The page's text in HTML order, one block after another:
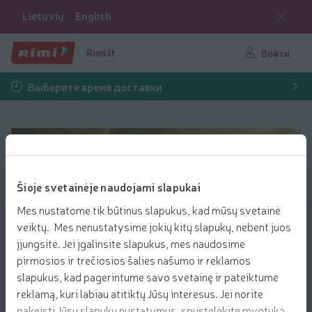
Šioje svetainėje naudojami slapukai
Mes nustatome tik būtinus slapukus, kad mūsų svetainė
veiktų. Mes nenustatysime jokių kitų slapukų, nebent juos
įjungsite. Jei įgalinsite slapukus, mes naudosime
pirmosios ir trečiosios šalies našumo ir reklamos
slapukus, kad pagerintume savo svetainę ir pateiktume
reklamą, kuri labiau atitiktų Jūsų interesus. Jei norite
Lietuvių English
Rimi.lt Войти
Выберите время доставки
Растительное масло под знаком «Rinkis
sveikiau» состоит из:
• не более 20% насыщенныъх жирных кислот от общего
содержания жира;